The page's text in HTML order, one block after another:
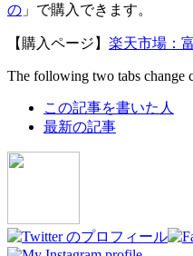
の 」で購入できます。
【購入ページ】 楽天市場：
The following two tabs change
この記事を書いた人
最新の記事